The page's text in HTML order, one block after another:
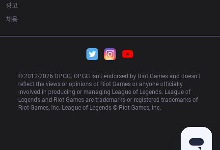
광고
채용
© 2012-2026 OP.GG. OP.GG isn’t endorsed by Riot Games and doesn’t
reflect the views or opinions of Riot Games or anyone officially
involved in producing or managing League of Legends. League of
Legends and Riot Games are trademarks or registered trademarks of
Riot Games, Inc. League of Legends © Riot Games, Inc.